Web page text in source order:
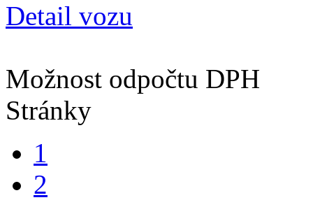
Detail vozu
Možnost odpočtu DPH
Stránky
1
2